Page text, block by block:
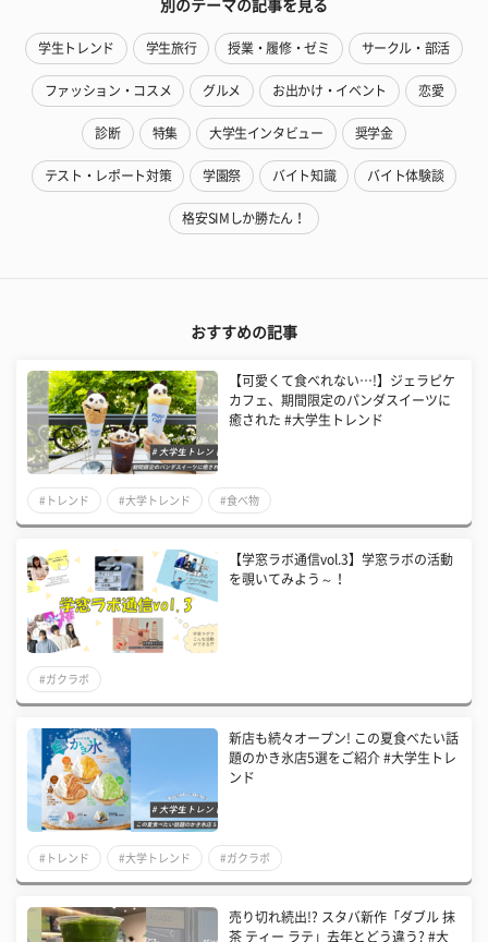
別のテーマの記事を見る
学生トレンド 学生旅行 授業・履修・ゼミ サークル・部活
ファッション・コスメ グルメ お出かけ・イベント 恋愛
診断 特集 大学生インタビュー 奨学金
テスト・レポート対策 学園祭 バイト知識 バイト体験談
格安SIMしか勝たん！
おすすめの記事
【可愛くて食べれない…!】ジェラピケ
カフェ、期間限定のパンダスイーツに
癒された #大学生トレンド
#トレンド #大学トレンド #食べ物
【学窓ラボ通信vol.3】学窓ラボの活動
を覗いてみよう～！
#ガクラボ
新店も続々オープン! この夏食べたい話
題のかき氷店5選をご紹介 #大学生トレ
ンド
#トレンド #大学トレンド #ガクラボ
売り切れ続出!? スタバ新作「ダブル 抹
茶 ティー ラテ」去年とどう違う? #大